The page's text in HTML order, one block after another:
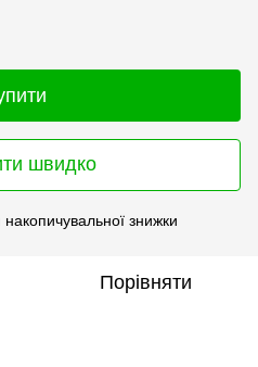
швидко
знижки
Порівняти